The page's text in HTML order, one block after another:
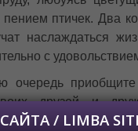
пением птичек. Два
наслаждаться
с
приобщите
друзей и
рыбку и